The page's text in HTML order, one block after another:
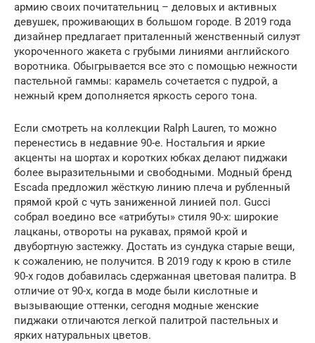
армию своих почитательниц – деловых и активных
девушек, проживающих в большом городе. В 2019 года
дизайнер предлагает приталенный женственный силуэт
укороченного жакета с грубыми линиями английского
воротника. Обыгрывается все это с помощью нежности
пастельной гаммы: карамель сочетается с пудрой, а
нежный крем дополняется яркость серого тона.
Если смотреть на коллекции Ralph Lauren, то можно
перенестись в недавние 90-е. Ностальгия и яркие
акценты на шортах и коротких юбках делают пиджаки
более выразительными и свободными. Модный бренд
Escada предложил жёсткую линию плеча и рубленный
прямой крой с чуть заниженной линией пол. Gucci
собрал воедино все «атрибуты» стиля 90-х: широкие
лацканы, отвороты на рукавах, прямой крой и
двубортную застежку. Достать из сундука старые вещи,
к сожалению, не получится. В 2019 году к крою в стиле
90-х годов добавилась сдержанная цветовая палитра. В
отличие от 90-х, когда в моде были кислотные и
вызывающие оттенки, сегодня модные женские
пиджаки отличаются легкой палитрой пастельных и
ярких натуральных цветов.